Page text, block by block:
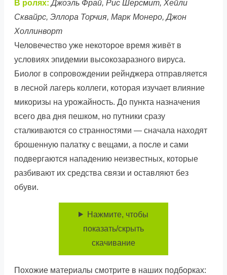
В ролях: Джоэль Фрай, Рис Шерсмит, Хейли
Сквайрс, Эллора Торчия, Марк Монеро, Джон
Холлинворт
Человечество уже некоторое время живёт в
условиях эпидемии высокозаразного вируса.
Биолог в сопровождении рейнджера отправляется
в лесной лагерь коллеги, которая изучает влияние
микоризы на урожайность. До пункта назначения
всего два дня пешком, но путники сразу
сталкиваются со странностями — сначала находят
брошенную палатку с вещами, а после и сами
подвергаются нападению неизвестных, которые
разбивают их средства связи и оставляют без
обуви.
Нажмите, чтобы
показать/скрыть
скачивание
Похожие материалы смотрите в наших подборках: